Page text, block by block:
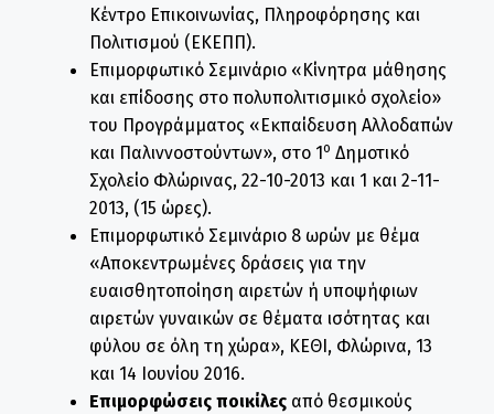
Κέντρο Επικοινωνίας, Πληροφόρησης και
Πολιτισμού (ΕΚΕΠΠ).
Επιμορφωτικό Σεμινάριο «Κίνητρα μάθησης
και επίδοσης στο πολυπολιτισμικό σχολείο»
του Προγράμματος «Εκπαίδευση Αλλοδαπών
και Παλιννοστούντων», στο 1 ο Δημοτικό
Σχολείο Φλώρινας, 22-10-2013 και 1 και 2-11-
2013, (15 ώρες).
Επιμορφωτικό Σεμινάριο 8 ωρών με θέμα
«Αποκεντρωμένες δράσεις για την
ευαισθητοποίηση αιρετών ή υποψήφιων
αιρετών γυναικών σε θέματα ισότητας και
φύλου σε όλη τη χώρα», ΚΕΘΙ, Φλώρινα, 13
και 14 Ιουνίου 2016.
Επιμορφώσεις ποικίλες από θεσμικούς